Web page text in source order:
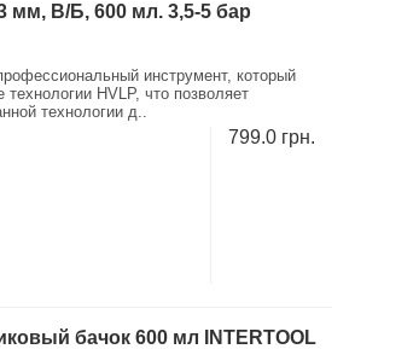
мм, В/Б, 600 мл. 3,5-5 бар
инструмент, который
HVLP, что позволяет
технологии д..
799.0 грн.
бачок 600 мл INTERTOOL